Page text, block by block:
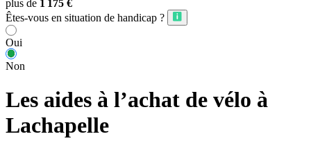
plus de 1 175 €
Êtes-vous en situation de handicap ?
Oui
Non
Les aides à l’achat de vélo à
Lachapelle